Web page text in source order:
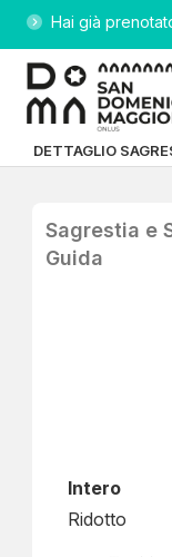
Hai già
DETTAGLIO
Sagrestia e
Guida
Intero
Ridotto